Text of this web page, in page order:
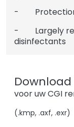
- Protection
- Largely
disinfectants
Download
voor uw CGI
(.kmp, .axf, .exr)